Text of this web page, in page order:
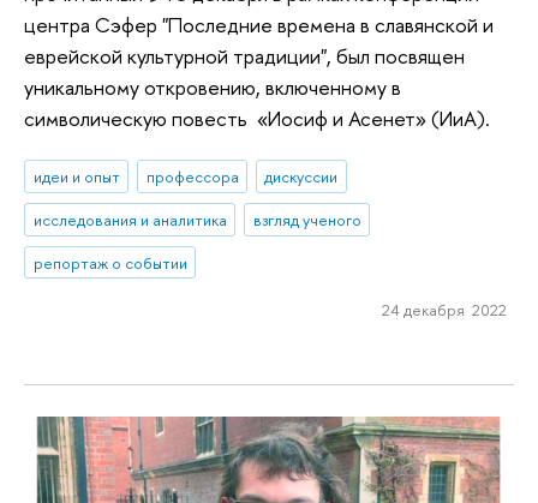
центра Сэфер "Последние времена в славянской и
еврейской культурной традиции", был посвящен
уникальному откровению, включенному в
символическую повесть «Иосиф и Асенет» (ИиА).
идеи и опыт профессора
дискуссии
исследования и аналитика
взгляд ученого
репортаж о событии
24 декабря 2022